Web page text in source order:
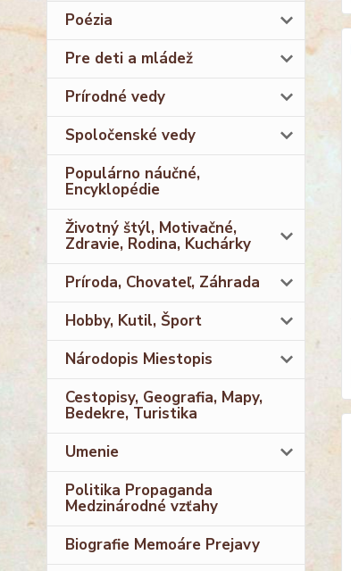
Poézia
Pre deti a mládež
Prírodné vedy
Spoločenské vedy
Populárno náučné,
Encyklopédie
Životný štýl, Motivačné,
Zdravie, Rodina, Kuchárky
Príroda, Chovateľ, Záhrada
Hobby, Kutil, Šport
Národopis Miestopis
Cestopisy, Geografia, Mapy,
Bedekre, Turistika
Umenie
Politika Propaganda
Medzinárodné vzťahy
Biografie Memoáre Prejavy